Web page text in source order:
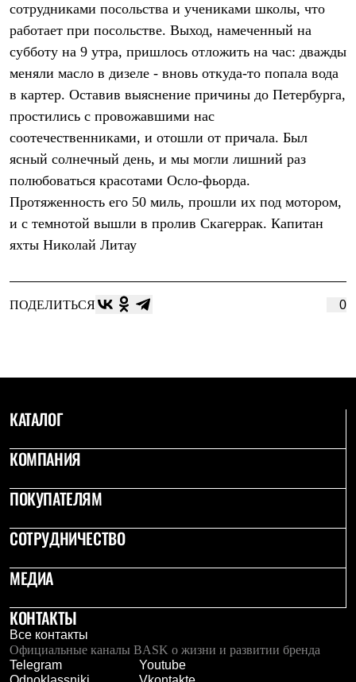
сотрудниками посольства и учениками школы, что
работает при посольстве. Выход, намеченный на
субботу на 9 утра, пришлось отложить на час: дважды
меняли масло в дизеле - вновь откуда-то попала вода
в картер. Оставив выяснение причины до Петербурга,
простились с провожавшими нас
соотечественниками, и отошли от причала. Был
ясный солнечный день, и мы могли лишний раз
полюбоваться красотами Осло-фьорда.
Протяженность его 50 миль, прошли их под мотором,
и с темнотой вышли в пролив Скагеррак. Капитан
яхты Николай Литау
ПОДЕЛИТЬСЯ 0
КАТАЛОГ
КОМПАНИЯ
ПОКУПАТЕЛЯМ
СОТРУДНИЧЕСТВО
МЕДИА
КОНТАКТЫ
Все контакты
Официальные каналы BASK о жизни и развитии бренда
Telegram
Youtube